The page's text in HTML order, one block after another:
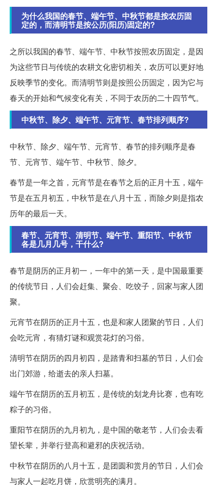
为什么我国的春节、端午节、中秋节都是按农历固
定的，而清明节是按公历(阳历)固定的?
之所以我国的春节、端午节、中秋节按照农历固定，是因
为这些节日与传统的农耕文化密切相关，农历可以更好地
反映季节的变化。而清明节则是按照公历固定，因为它与
春天的开始和气候变化有关，不同于农历的二十四节气。
中秋节、除夕、端午节、元宵节、春节排列顺序?
中秋节、除夕、端午节、元宵节、春节的排列顺序是春
节、元宵节、端午节、中秋节、除夕。
春节是一年之首，元宵节是在春节之后的正月十五，端午
节是在五月初五，中秋节是在八月十五，而除夕则是指农
历年的最后一天。
春节、元宵节、清明节、端午节、重阳节、中秋节
各是几月几号，干什么?
春节是阴历的正月初一，一年中的第一天，是中国最重要
的传统节日，人们会赶集、聚会、吃饺子，回家与家人团
聚。
元宵节在阴历的正月十五，也是和家人团聚的节日，人们
会吃元宵，有猜灯谜和观赏花灯的习俗。
清明节在阴历的四月初四，是踏青和扫墓的节日，人们会
出门郊游，给逝去的亲人扫墓。
端午节在阴历的五月初五，是传统的划龙舟比赛，也有吃
粽子的习俗。
重阳节在阴历的九月初九，是中国的敬老节，人们会去看
望长辈，并举行登高和避邪的庆祝活动。
中秋节在阴历的八月十五，是团圆和赏月的节日，人们会
与家人一起吃月饼，欣赏明亮的满月。